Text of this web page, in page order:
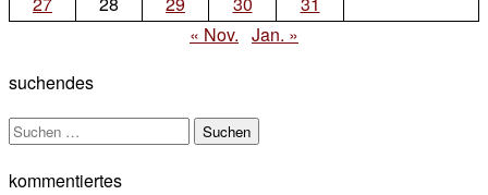
« Nov. Jan. »
suchendes
Suchen
kommentiertes